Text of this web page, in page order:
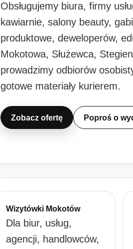
Obsługujemy biura, firmy
kawiarnie, salony beauty,
produktowe, deweloperów,
Mokotowa, Służewca,
prowadzimy odbiorów
gotowe materiały kurierem.
Zobacz ofertę Poproś o
Wizytówki Mokotów
Dla biur, usług,
agencji, handlowców,